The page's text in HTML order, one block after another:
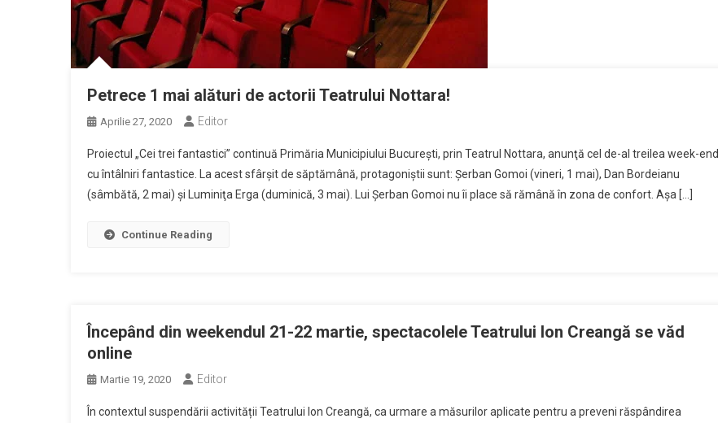
Petrece 1 mai alături de actorii Teatrului Nottara!
Aprilie 27, 2020 Editor
Proiectul „Cei trei fantastici” continuă Primăria Municipiului Bucureşti, prin Teatrul Nottara, anunţă cel de-al treilea week-end
cu întâlniri fantastice. La acest sfârşit de săptămână, protagoniştii sunt: Şerban Gomoi (vineri, 1 mai), Dan Bordeianu
(sâmbătă, 2 mai) şi Luminiţa Erga (duminică, 3 mai). Lui Şerban Gomoi nu îi place să rămână în zona de confort. Aşa […]
Continue Reading
Începând din weekendul 21-22 martie, spectacolele Teatrului Ion Creangă se văd
online
Martie 19, 2020 Editor
În contextul suspendării activității Teatrului Ion Creangă, ca urmare a măsurilor aplicate pentru a preveni răspândirea